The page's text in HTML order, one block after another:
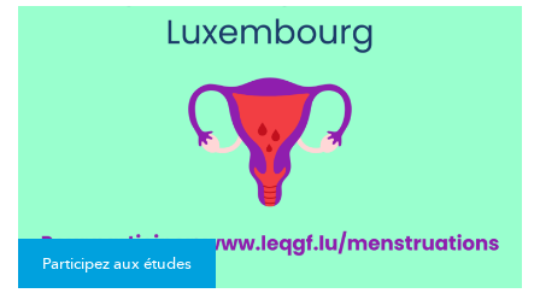
Participez aux études